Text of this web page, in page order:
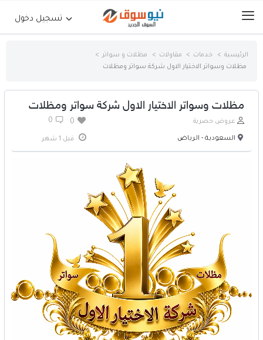
تسجيل دخول
حراج السيارات
جوالات أجهزة لوحية
أثاث وديكورات
خدمات
المدونة
الرئيسية خدمات مقاولات
مظلات و سواتر
مظلات وسواتر الاختيار الاول شركة سواتر ومظلات
مظلات وسواتر الاختيار الاول شركة سواتر ومظلات
عروض حصرية 0 0
قبل 1 شهر